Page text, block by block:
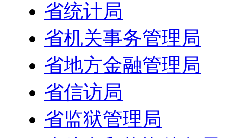
省统计局
省机关事务管理局
省地方金融管理局
省信访局
省监狱管理局